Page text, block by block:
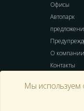
Офисы
Автопарк
О компании
Контакты
Мы используем